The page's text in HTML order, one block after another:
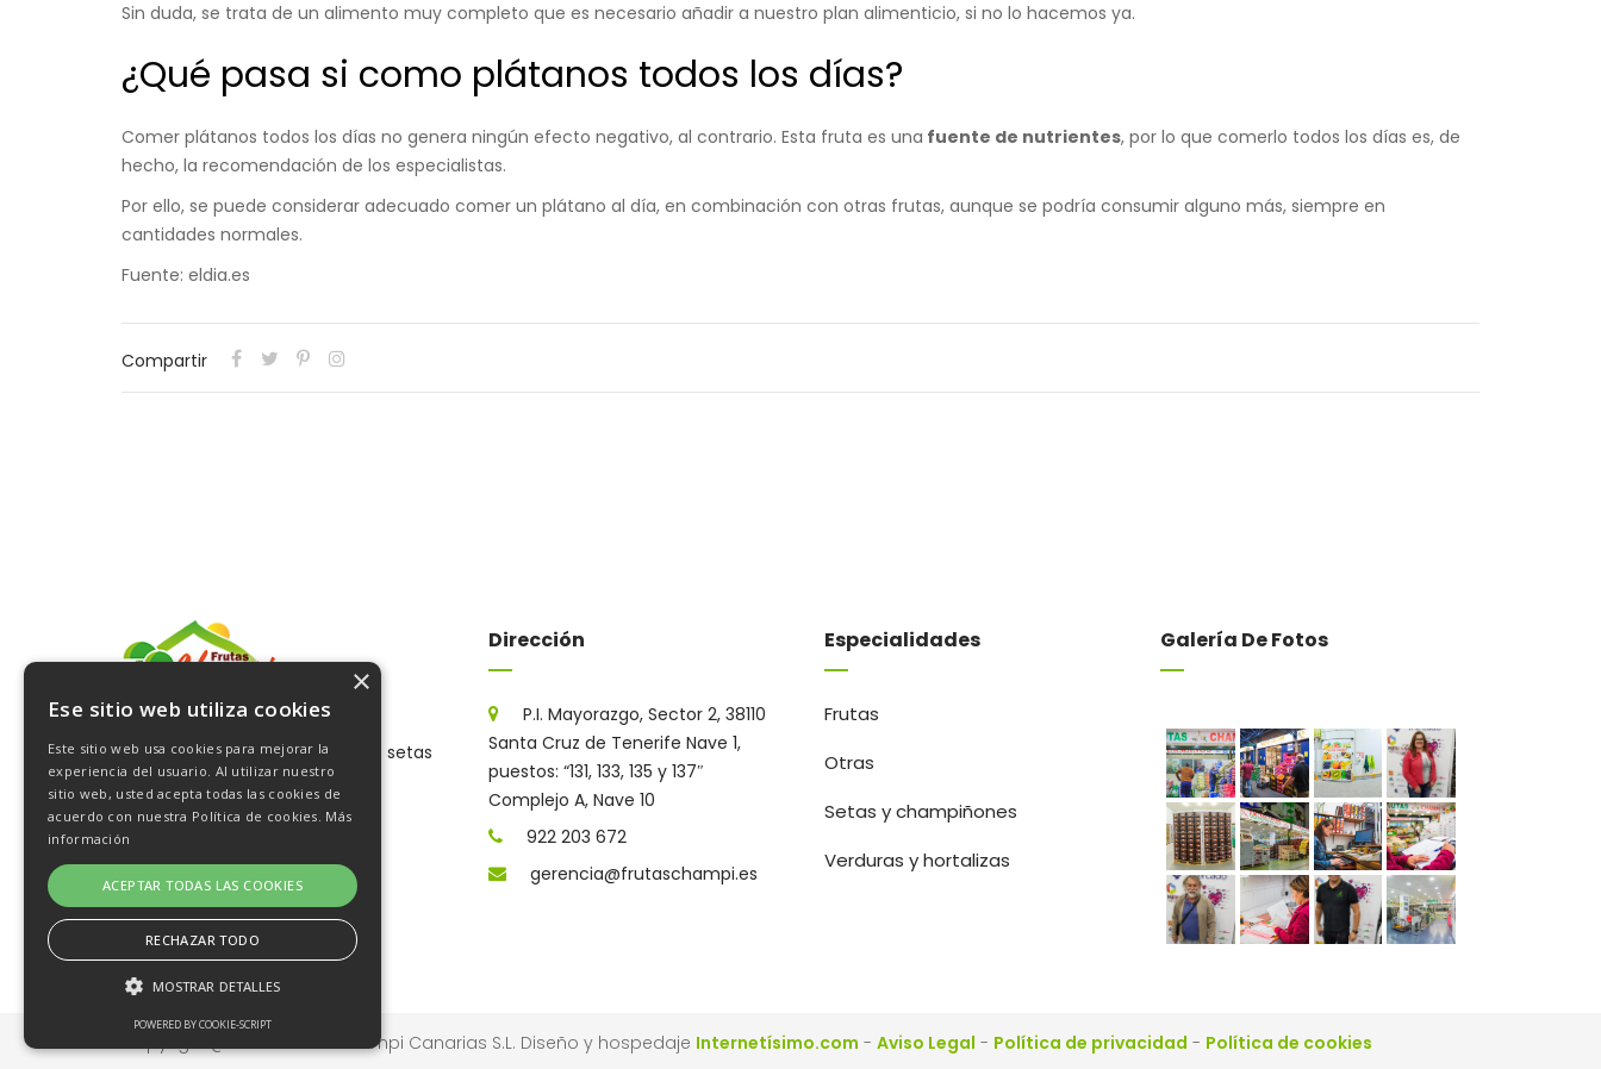
Sin duda, se trata de un alimento muy completo que es necesario añadir a nuestro plan alimenticio, si no lo hacemos ya.
¿Qué pasa si como plátanos todos los días?
Comer plátanos todos los días no genera ningún efecto negativo, al contrario. Esta fruta es una fuente de nutrientes, por lo que comerlo todos los días es, de
hecho, la recomendación de los especialistas.
Por ello, se puede considerar adecuado comer un plátano al día, en combinación con otras frutas, aunque se podría consumir alguno más, siempre en
cantidades normales.
Fuente: eldia.es
Compartir
Especialistas en champiñones, setas
y frutas tropicales.
Dirección
P.I. Mayorazgo, Sector 2, 38110
Santa Cruz de Tenerife Nave 1,
puestos: “131, 133, 135 y 137″
Complejo A, Nave 10
922 203 672
gerencia@frutaschampi.es
Especialidades
Frutas
Otras
Setas y champiñones
Verduras y hortalizas
Galería De Fotos
Copyright @ 2026 Frutas Champi Canarias S.L. Diseño y hospedaje Internetísimo.com - Aviso Legal - Política de privacidad - Política de cookies
×
Ese sitio web utiliza cookies
Este sitio web usa cookies para mejorar la
experiencia del usuario. Al utilizar nuestro
sitio web, usted acepta todas las cookies de
acuerdo con nuestra Política de cookies. Más
información
ACEPTAR TODAS LAS COOKIES
RECHAZAR TODO
MOSTRAR DETALLES
POWERED BY COOKIE-SCRIPT